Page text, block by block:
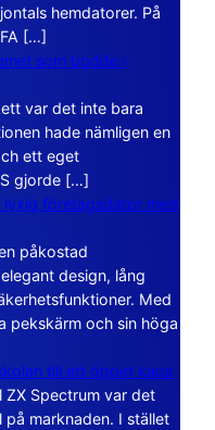
hemdatorer. På
[…]
som bodde i
var det inte bara
hade nämligen en
ett eget
gjorde […]
lyxig företagsdator med
påkostad
design, lång
Med
pekskärm och sin höga
till ett öppet kaos
ZX Spectrum var det
marknaden. I stället